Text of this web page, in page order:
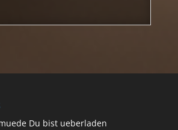
Du bist ueberladen